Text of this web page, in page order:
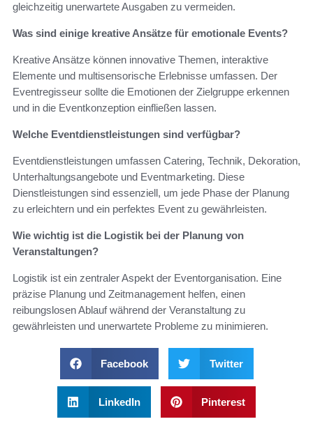
gleichzeitig unerwartete Ausgaben zu vermeiden.
Was sind einige kreative Ansätze für emotionale Events?
Kreative Ansätze können innovative Themen, interaktive
Elemente und multisensorische Erlebnisse umfassen. Der
Eventregisseur sollte die Emotionen der Zielgruppe erkennen
und in die Eventkonzeption einfließen lassen.
Welche Eventdienstleistungen sind verfügbar?
Eventdienstleistungen umfassen Catering, Technik, Dekoration,
Unterhaltungsangebote und Eventmarketing. Diese
Dienstleistungen sind essenziell, um jede Phase der Planung
zu erleichtern und ein perfektes Event zu gewährleisten.
Wie wichtig ist die Logistik bei der Planung von
Veranstaltungen?
Logistik ist ein zentraler Aspekt der Eventorganisation. Eine
präzise Planung und Zeitmanagement helfen, einen
reibungslosen Ablauf während der Veranstaltung zu
gewährleisten und unerwartete Probleme zu minimieren.
Facebook Twitter
LinkedIn Pinterest